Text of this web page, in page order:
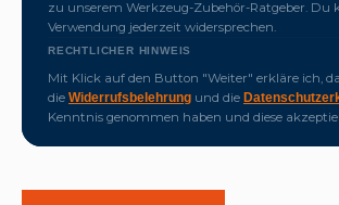
zu unserem Werkzeug-Zubehör-Ratgeber. Du
Verwendung jederzeit widersprechen.
RECHTLICHER HINWEIS
Mit Klick auf den Button "Weiter" erkläre ich,
die Widerrufsbelehrung und die
Kenntnis genommen haben und diese